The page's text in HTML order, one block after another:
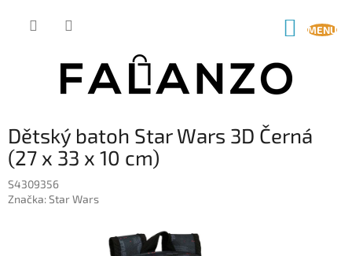
Dětský batoh Star Wars 3D Černá
(27 x 33 x 10 cm)
S4309356
Značka:Star Wars